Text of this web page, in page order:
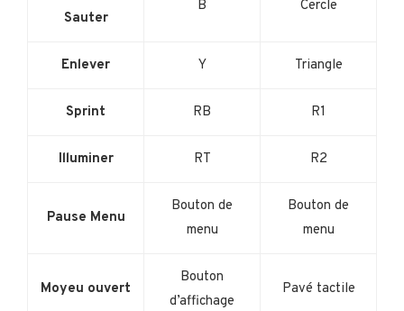
Sauter
B Cercle
Enlever Y Triangle
Sprint RB R1
Illuminer RT R2
Pause Menu
Bouton de
menu
Bouton de
menu
Moyeu ouvert
Bouton
d’affichage
Pavé tactile